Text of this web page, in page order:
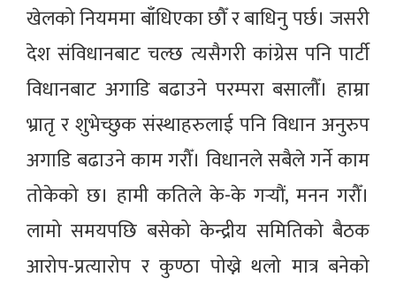
खेलको नियममा बाँधिएका छौँ र बाधिनु पर्छ। जसरी
देश संविधानबाट चल्छ त्यसैगरी कांग्रेस पनि पार्टी
विधानबाट अगाडि बढाउने परम्परा बसालौँ। हाम्रा
भ्रातृ र शुभेच्छुक संस्थाहरुलाई पनि विधान अनुरुप
अगाडि बढाउने काम गरौँ। विधानले सबैले गर्ने काम
तोकेको छ। हामी कतिले के-के गर्‍यौं, मनन गरौँ।
लामो समयपछि बसेको केन्द्रीय समितिको बैठक
आरोप-प्रत्यारोप र कुण्ठा पोख्ने थलो मात्र बनेको